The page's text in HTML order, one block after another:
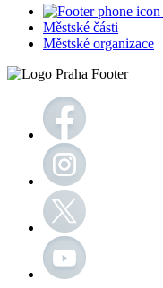
Městské části
Městské organizace